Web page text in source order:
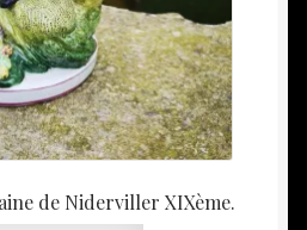
de Niderviller XIXème.